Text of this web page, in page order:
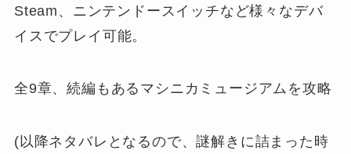
Steam、ニンテンドースイッチなど様々なデバ
イスでプレイ可能。
全9章、続編もあるマシニカミュージアムを攻略
(以降ネタバレとなるので、謎解きに詰まった時